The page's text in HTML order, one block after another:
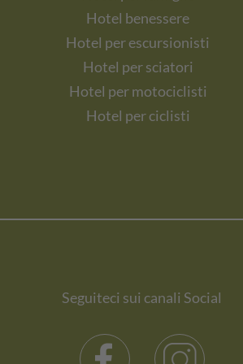
Hotel benessere
Hotel per escursionisti
Hotel per sciatori
Hotel per motociclisti
Hotel per ciclisti
Seguiteci sui canali Social
Facebook Instagram